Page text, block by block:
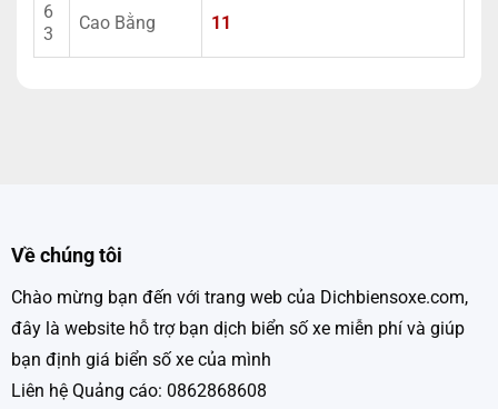
6
3
Cao Bằng 11
Về chúng tôi
Chào mừng bạn đến với trang web của Dichbiensoxe.com,
đây là website hỗ trợ bạn dịch biển số xe miễn phí và giúp
bạn định giá biển số xe của mình
Liên hệ Quảng cáo: 0862868608